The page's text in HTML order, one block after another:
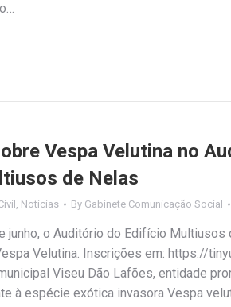
Vespa Velutina no
de Nelas
Notícias By Gabinete Comunicação Social
junho, o Auditório do Edifício Multiusos
Velutina. Inscrições em: https://
Viseu Dão Lafões, entidade
à espécie exótica invasora Vespa